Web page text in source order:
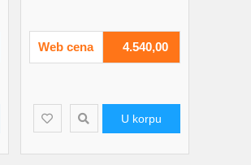
Web cena 4.540,00
U korpu